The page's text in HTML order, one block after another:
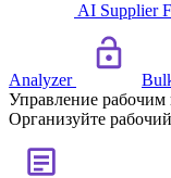
AI Supplier
Analyzer
Управление рабочим
Организуйте